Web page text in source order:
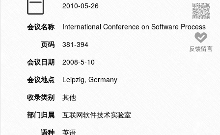
反馈留言
2010-05-26
会议名称
International Conference on Software Process
页码
381-394
会议日期
2008-5-10
会议地点
Leipzig, Germany
收录类别
其他
部门归属
互联网软件技术实验室
语种
英语